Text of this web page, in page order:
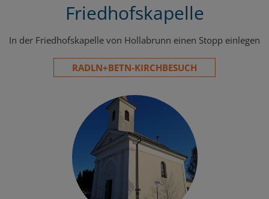
Friedhofskapelle
In der Friedhofskapelle von Hollabrunn einen Stopp einlegen
RADLN+BETN-KIRCHBESUCH